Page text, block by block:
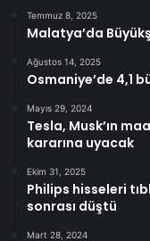
Temmuz 8, 2025
Malatya’da
Ağustos 14, 2025
Osmaniye’de 4,1
Mayıs 29, 2024
Tesla, Musk’ın
kararına uyacak
Ekim 31, 2025
Philips hisseleri
sonrası düştü
Mart 28, 2024